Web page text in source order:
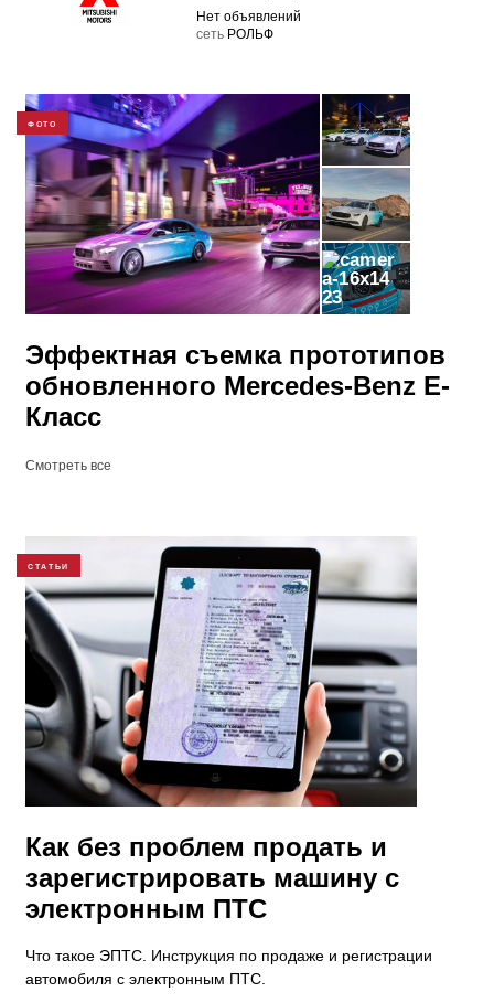
Нет объявлений
cеть РОЛЬФ
ФОТО
23
Эффектная съемка прототипов
обновленного Mercedes-Benz E-
Класс
Смотреть все
СТАТЬИ
Как без проблем продать и
зарегистрировать машину с
электронным ПТС
Что такое ЭПТС. Инструкция по продаже и регистрации
автомобиля с электронным ПТС.